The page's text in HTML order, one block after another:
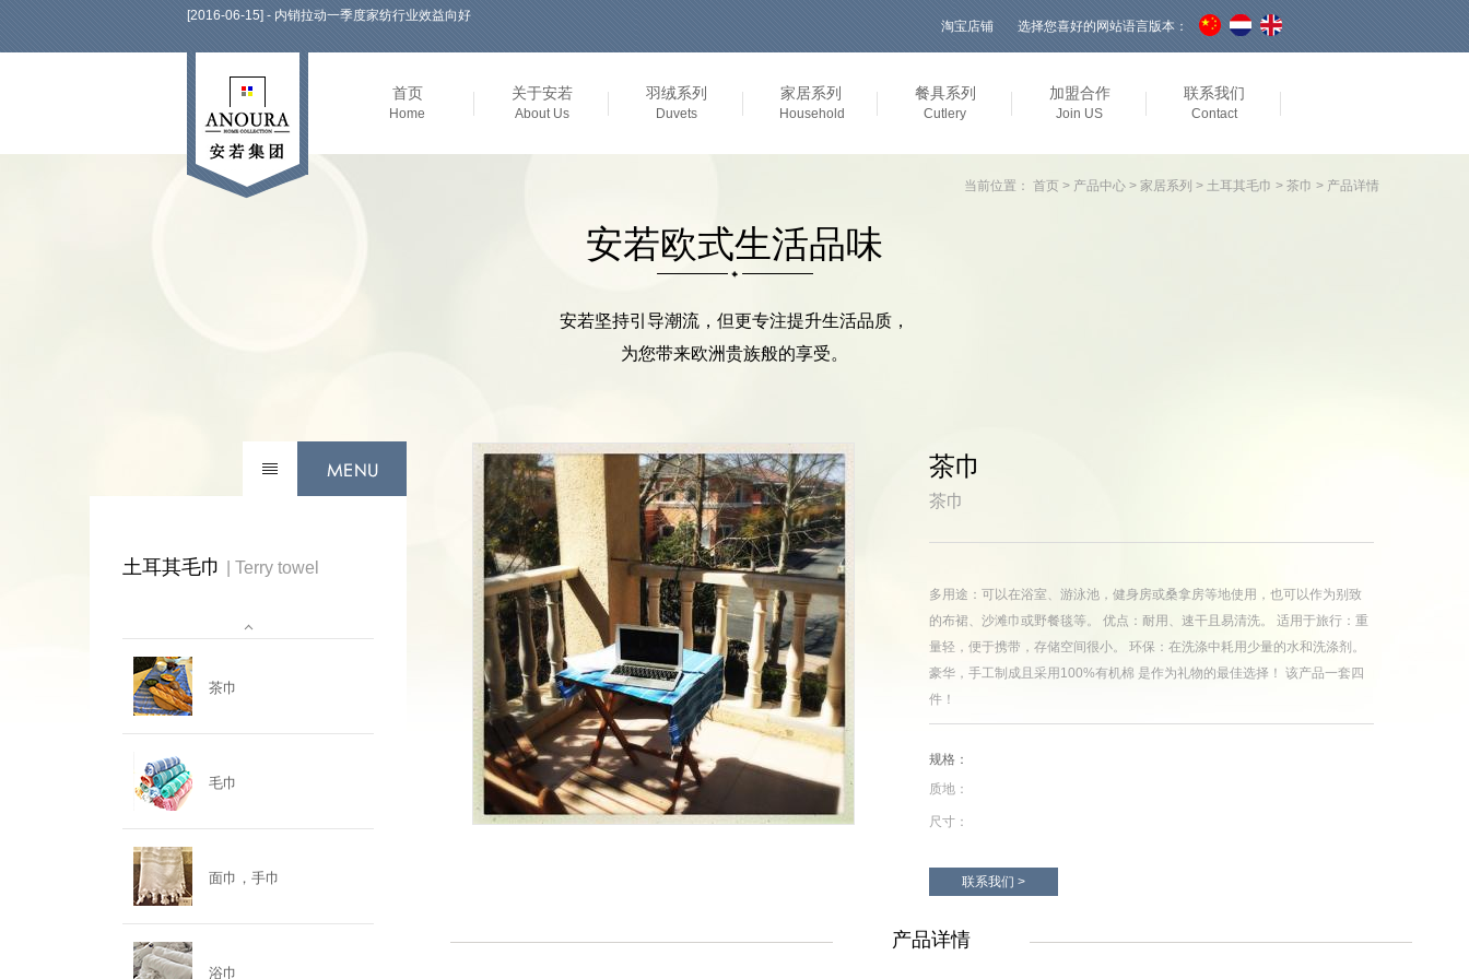
淘宝店铺 选择您喜好的网站语言版本：
首页
Home
关于安若
About Us
羽绒系列
Duvets
家居系列
Household
餐具系列
Cutlery
加盟合作
Join US
联系我们
Contact
当前位置： 首页 > 产品中心 > 家居系列 > 土耳其毛巾 > 茶巾 > 产品详情
安若欧式生活品味
安若坚持引导潮流，但更专注提升生活品质，
为您带来欧洲贵族般的享受。
土耳其毛巾 | Terry towel
茶巾
毛巾
面巾，手巾
浴巾
茶巾
茶巾
多用途：可以在浴室、游泳池，健身房或桑拿房等地使用，也可以作为别致
的布裙、沙滩巾或野餐毯等。 优点：耐用、速干且易清洗。 适用于旅行：重
量轻，便于携带，存储空间很小。 环保：在洗涤中耗用少量的水和洗涤剂。
豪华，手工制成且采用100%有机棉 是作为礼物的最佳选择！ 该产品一套四
件！
规格：
质地：
尺寸：
联系我们 >
产品详情